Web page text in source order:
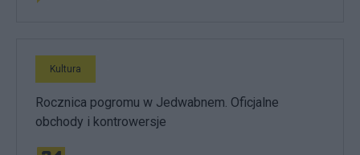
Kultura
Rocznica pogromu w Jedwabnem. Oficjalne
obchody i kontrowersje